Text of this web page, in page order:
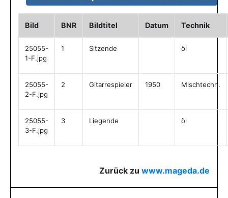
Bild BNR Bildtitel Datum Technik
25055-
1-F.jpg
1 Sitzende öl
25055-
2-F.jpg
2 Gitarrespieler 1950 Mischtechn.
25055-
3-F.jpg
3 Liegende öl
Zurück zu www.mageda.de